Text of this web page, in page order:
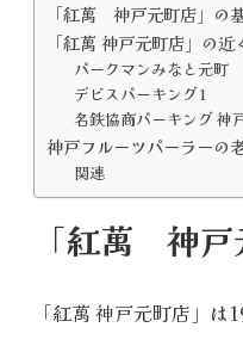
「紅萬 神戸元町店」の
「紅萬 神戸元町店」の
パークマンみなと元町
デビスパーキング1
名鉄協商パーキング 神
神戸フルーツパーラーの
関連
「紅萬 神戸
「紅萬 神戸元町店」